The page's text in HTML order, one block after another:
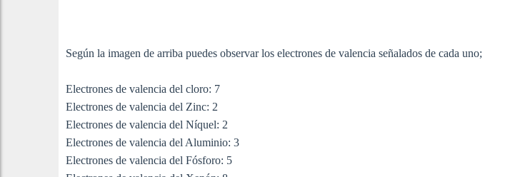
Según la imagen de arriba puedes observar los electrones de valencia señalados de cada uno;
Electrones de valencia del cloro: 7
Electrones de valencia del Zinc: 2
Electrones de valencia del Níquel: 2
Electrones de valencia del Aluminio: 3
Electrones de valencia del Fósforo: 5